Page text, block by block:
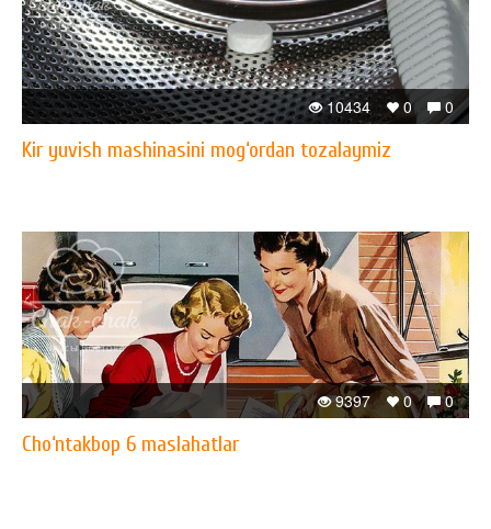
0
0
10434
Kir yuvish mashinasini mog‘ordan tozalaymiz
0
0
9397
Cho‘ntakbop 6 maslahatlar